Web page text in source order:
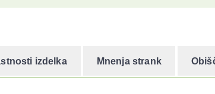
izdelka Mnenja strank